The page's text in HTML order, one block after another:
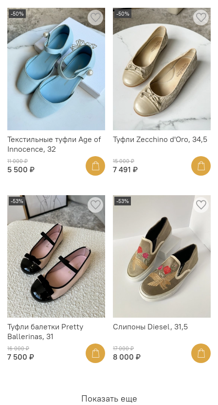
-50%
Текстильные туфли Age of
Innocence, 32
11 000 ₽
5 500 ₽
-50%
Туфли Zecchino d'Oro, 34,5
15 000 ₽
7 491 ₽
-53%
Туфли балетки Pretty
Ballerinas, 31
16 000 ₽
7 500 ₽
-53%
Слипоны Diesel, 31,5
17 000 ₽
8 000 ₽
Показать еще